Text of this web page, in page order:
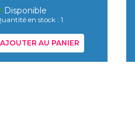
Disponible
en stock : 1
AJOUTER AU PANIER